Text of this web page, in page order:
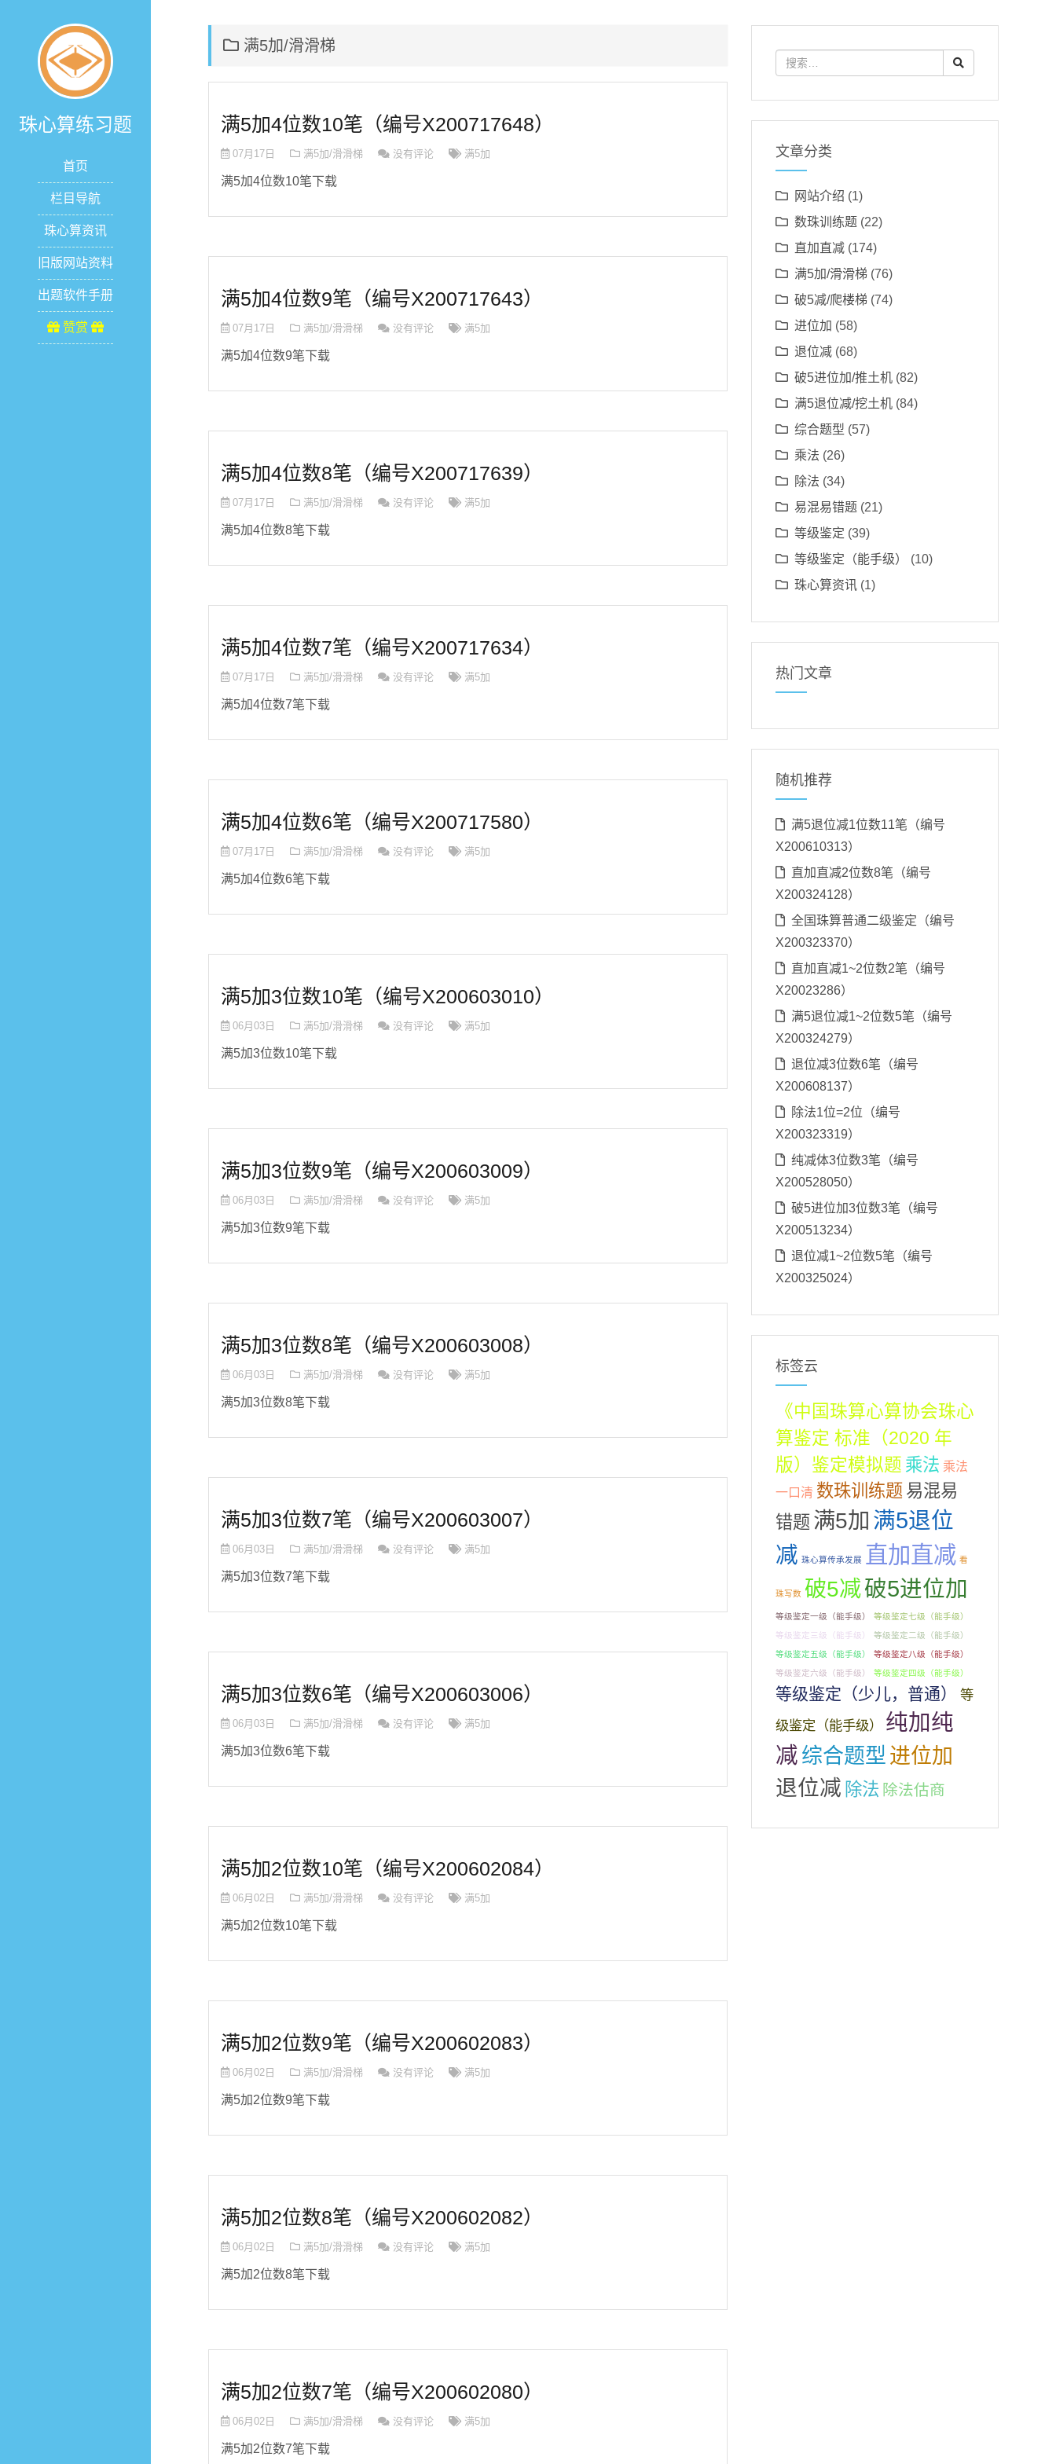
珠心算练习题
首页
栏目导航
珠心算资讯
旧版网站资料
出题软件手册
赞赏
满5加/滑滑梯
满5加4位数10笔（编号X200717648）
07月17日 满5加/滑滑梯 没有评论 满5加
满5加4位数10笔下载
满5加4位数9笔（编号X200717643）
07月17日 满5加/滑滑梯 没有评论 满5加
满5加4位数9笔下载
满5加4位数8笔（编号X200717639）
07月17日 满5加/滑滑梯 没有评论 满5加
满5加4位数8笔下载
满5加4位数7笔（编号X200717634）
07月17日 满5加/滑滑梯 没有评论 满5加
满5加4位数7笔下载
满5加4位数6笔（编号X200717580）
07月17日 满5加/滑滑梯 没有评论 满5加
满5加4位数6笔下载
满5加3位数10笔（编号X200603010）
06月03日 满5加/滑滑梯 没有评论 满5加
满5加3位数10笔下载
满5加3位数9笔（编号X200603009）
06月03日 满5加/滑滑梯 没有评论 满5加
满5加3位数9笔下载
满5加3位数8笔（编号X200603008）
06月03日 满5加/滑滑梯 没有评论 满5加
满5加3位数8笔下载
满5加3位数7笔（编号X200603007）
06月03日 满5加/滑滑梯 没有评论 满5加
满5加3位数7笔下载
满5加3位数6笔（编号X200603006）
06月03日 满5加/滑滑梯 没有评论 满5加
满5加3位数6笔下载
满5加2位数10笔（编号X200602084）
06月02日 满5加/滑滑梯 没有评论 满5加
满5加2位数10笔下载
满5加2位数9笔（编号X200602083）
06月02日 满5加/滑滑梯 没有评论 满5加
满5加2位数9笔下载
满5加2位数8笔（编号X200602082）
06月02日 满5加/滑滑梯 没有评论 满5加
满5加2位数8笔下载
满5加2位数7笔（编号X200602080）
06月02日 满5加/滑滑梯 没有评论 满5加
满5加2位数7笔下载
文章分类
网站介绍 (1)
数珠训练题 (22)
直加直减(174)
满5加/滑滑梯(76)
破5减/爬楼梯(74)
进位加 (58)
退位减(68)
破5进位加/推土机(82)
满5退位减/挖土机(84)
综合题型 (57)
乘法 (26)
除法 (34)
易混易错题 (21)
等级鉴定 (39)
等级鉴定（能手级）
(10)
珠心算资讯(1)
热门文章
随机推荐
满5退位减1位数11笔（编号
X200610313）
直加直减2位数8笔（编号
X200324128）
全国珠算普通二级鉴定（编号
X200323370）
直加直减1~2位数2笔（编号
X20023286）
满5退位减1~2位数5笔（编号
X200324279）
退位减3位数6笔（编号
X200608137）
除法1位=2位（编号
X200323319）
纯减体3位数3笔（编号
X200528050）
破5进位加3位数3笔（编号
X200513234）
退位减1~2位数5笔（编号
X200325024）
标签云
《中国珠算心算协会珠心
算鉴定 标准（2020 年
版）鉴定模拟题 乘法 乘法
一口清 数珠训练题 易混易
错题 满5加 满5退位
减 珠心算传承发展 直加直减 看
珠写数 破5减破5进位加
等级鉴定一级（能手级）
等级鉴定七级（能手级）
等级鉴定三级（能手级）
等级鉴定二级（能手级）
等级鉴定五级（能手级）
等级鉴定八级（能手级）
等级鉴定六级（能手级）
等级鉴定四级（能手级）
等级鉴定（少儿，普通）
等
级鉴定（能手级）
纯加纯
减 综合题型 进位加
退位减 除法 除法估商